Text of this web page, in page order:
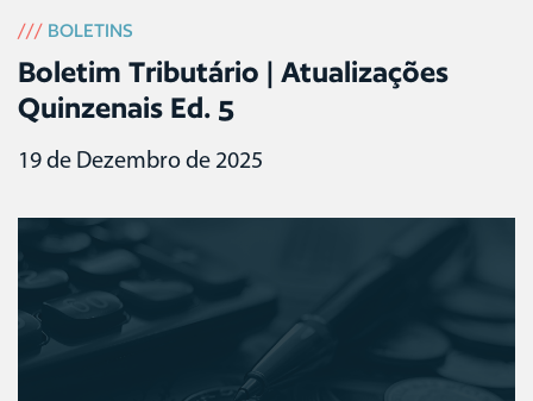
/// BOLETINS
Boletim Tributário | Atualizações
Quinzenais Ed. 5
19 de Dezembro de 2025